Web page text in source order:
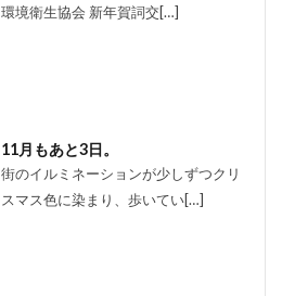
環境衛生協会 新年賀詞交[…]
11月もあと3日。
街のイルミネーションが少しずつクリ
スマス色に染まり、歩いてい[…]